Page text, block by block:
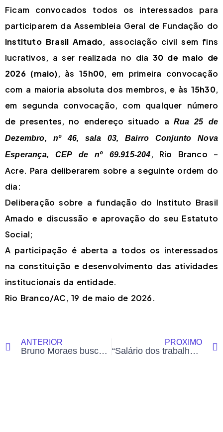
Ficam convocados todos os interessados para
participarem da Assembleia Geral de Fundação do
Instituto Brasil Amado, associação civil sem fins
lucrativos, a ser realizada no dia 30 de maio de
2026 (maio), às15h00, em primeira convocação
com a maioria absoluta dos membros, e às 15h30,
em segunda convocação, com qualquer número
de presentes, no endereço situado a Rua 25 de
Dezembro, nº 46, sala 03, Bairro Conjunto Nova
Esperança, CEP de nº 69.915-204, Rio Branco –
Acre. Para deliberarem sobre a seguinte ordem do
dia:
Deliberação sobre a fundação do Instituto Brasil
Amado e discussão e aprovação do seu Estatuto
Social;
A participação é aberta a todos os interessados
na constituição e desenvolvimento das atividades
institucionais da entidade.
Rio Branco/AC, 19 de maio de 2026.
ANTERIOR
Bruno Moraes busca referência nacional para implantar parques sensoriais e inclusivos em Rio Branco
PRÓXIMO
“Salário dos trabalhadores terceirizados junto com os servidores públicos”. Deputado Calegário e Vereador Bruno reafirmam compromisso com a categoria em sessão solene em homenagem aos trabalhadores na casa do povo.